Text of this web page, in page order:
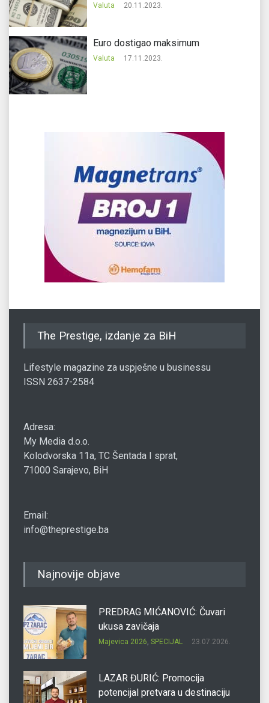
Valuta 20.11.2023.
Еuro dostigao maksimum
Valuta 17.11.2023.
The Prestige, izdanje za BiH
Lifestyle magazine za uspješne u businessu
ISSN 2637-2584
Adresa:
My Media d.o.o.
Kolodvorska 11a, TC Šentada I sprat,
71000 Sarajevo, BiH
Email:
info@theprestige.ba
Najnovije objave
PREDRAG MIĆANOVIĆ: Čuvari
ukusa zavičaja
Majevica 2026, SPECIJAL 23.07.2026.
LAZAR ĐURIĆ: Promocija
potencijal pretvara u destinaciju